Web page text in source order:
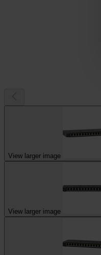
View larger image
View larger image